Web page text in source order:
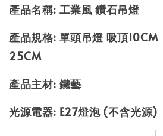
產品名稱: 工業風 鑽石吊燈
產品規格: 單頭吊燈 吸頂
25CM
產品主材: 鐵藝
光源電器: E27燈泡 (不含光源)